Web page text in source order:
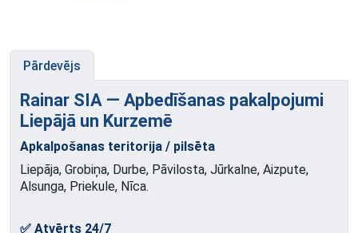
Pārdevējs
Rainar SIA — Apbedīšanas pakalpojumi
Liepājā un Kurzemē
Apkalpošanas teritorija / pilsēta
Liepāja, Grobiņa, Durbe, Pāvilosta, Jūrkalne, Aizpute,
Alsunga, Priekule, Nīca.
✅ Atvērts 24/7